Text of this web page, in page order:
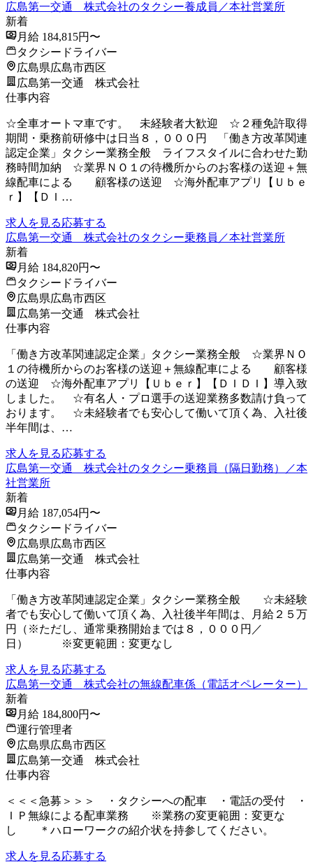
広島第一交通 株式会社のタクシー養成員／本社営業所
新着
月給 184,815円〜
タクシードライバー
広島県広島市西区
広島第一交通 株式会社
仕事内容
☆全車オートマ車です。 未経験者大歓迎 ☆２種免許取得
期間・乗務前研修中は日当８，０００円 「働き方改革関連
認定企業」タクシー業務全般 ライフスタイルに合わせた勤
務時間加納 ☆業界ＮＯ１の待機所からのお客様の送迎＋無
線配車による 顧客様の送迎 ☆海外配車アプリ【Ｕｂｅ
ｒ】【ＤＩ…
求人を見る応募する
広島第一交通 株式会社のタクシー乗務員／本社営業所
新着
月給 184,820円〜
タクシードライバー
広島県広島市西区
広島第一交通 株式会社
仕事内容
「働き方改革関連認定企業」タクシー業務全般 ☆業界ＮＯ
１の待機所からのお客様の送迎＋無線配車による 顧客様
の送迎 ☆海外配車アプリ【Ｕｂｅｒ】【ＤＩＤＩ】導入致
しました。 ☆有名人・プロ選手の送迎業務多数請け負って
おります。 ☆未経験者でも安心して働いて頂く為、入社後
半年間は、…
求人を見る応募する
広島第一交通 株式会社のタクシー乗務員（隔日勤務）／本
社営業所
新着
月給 187,054円〜
タクシードライバー
広島県広島市西区
広島第一交通 株式会社
仕事内容
「働き方改革関連認定企業」タクシー業務全般 ☆未経験
者でも安心して働いて頂く為、入社後半年間は、月給２５万
円（※ただし、通常乗務開始までは８，０００円／
日） ※変更範囲：変更なし
求人を見る応募する
広島第一交通 株式会社の無線配車係（電話オペレーター）
新着
月給 184,800円〜
運行管理者
広島県広島市西区
広島第一交通 株式会社
仕事内容
＜＜＜急募＞＞＞ ・タクシーへの配車 ・電話の受付 ・
ＩＰ無線による配車業務 ※業務の変更範囲：変更な
し ＊ハローワークの紹介状を持参してください。
求人を見る応募する